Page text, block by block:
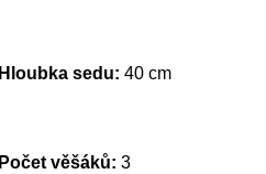
Hloubka sedu: 40 cm
Počet věšáků: 3